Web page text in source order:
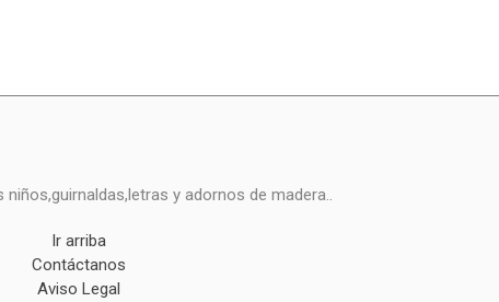
y adornos de madera..
Ir arriba
Contáctanos
Aviso Legal